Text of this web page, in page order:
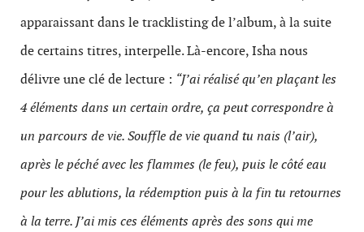
apparaissant dans le tracklisting de l’album, à la suite
de certains titres, interpelle. Là-encore, Isha nous
délivre une clé de lecture : “J’ai réalisé qu’en plaçant les
4 éléments dans un certain ordre, ça peut correspondre à
un parcours de vie. Souffle de vie quand tu nais (l’air),
après le péché avec les flammes (le feu), puis le côté eau
pour les ablutions, la rédemption puis à la fin tu retournes
à la terre. J’ai mis ces éléments après des sons qui me